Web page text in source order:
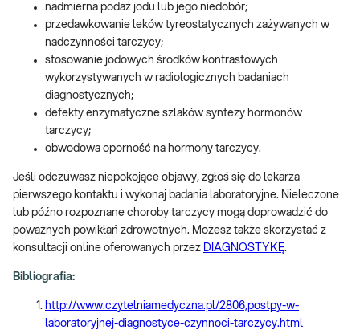
nadmierna podaż jodu lub jego niedobór;
przedawkowanie leków tyreostatycznych zażywanych w
nadczynności tarczycy;
stosowanie jodowych środków kontrastowych
wykorzystywanych w radiologicznych badaniach
diagnostycznych;
defekty enzymatyczne szlaków syntezy hormonów
tarczycy;
obwodowa oporność na hormony tarczycy.
Jeśli odczuwasz niepokojące objawy, zgłoś się do lekarza
pierwszego kontaktu i wykonaj badania laboratoryjne. Nieleczone
lub późno rozpoznane choroby tarczycy mogą doprowadzić do
poważnych powikłań zdrowotnych. Możesz także skorzystać z
konsultacji online oferowanych przez DIAGNOSTYKĘ.
Bibliografia:
http://www.czytelniamedyczna.pl/2806,postpy-w-
laboratoryjnej-diagnostyce-czynnoci-tarczycy.html